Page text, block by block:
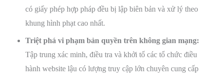
có giấy phép hợp pháp đều bị lập biên bản và xử lý theo
khung hình phạt cao nhất.
Triệt phá vi phạm bản quyền trên không gian mạng:
Tập trung xác minh, điều tra và khởi tố các tổ chức điều
hành website lậu có lượng truy cập lớn chuyên cung cấp